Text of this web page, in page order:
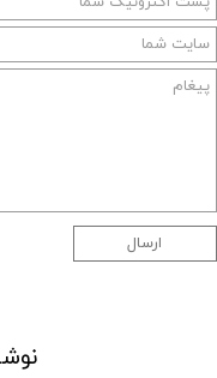
ارسال